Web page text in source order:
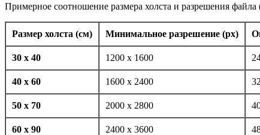
Примерное соотношение размера холста и разрешения файла
Размер холста (см) Минимальное разрешение (px)
30 x 40 1200 x 1600
40 x 60 1600 x 2400
50 x 70 2000 x 2800
60 x 90 2400 x 3600